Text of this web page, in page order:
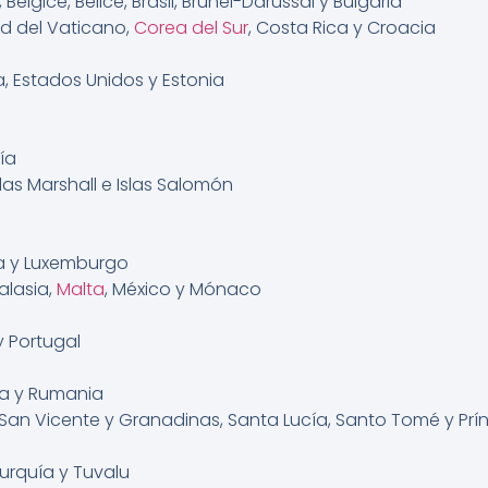
del Vaticano, Corea del Sur, Costa Rica y Croacia
Estados Unidos y Estonia
Marshall e Islas Salomón
y Luxemburgo
Malta, México y Mónaco
Portugal
y Rumania
Vicente y Granadinas, Santa Lucía, Santo Tomé y
y Tuvalu